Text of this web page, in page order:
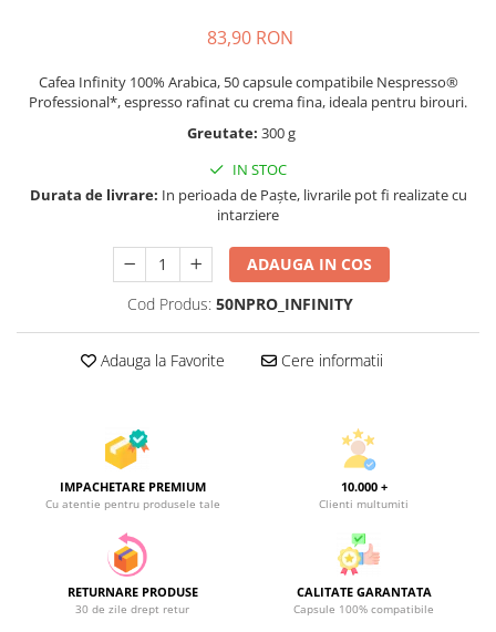
83,90 RON
Cafea Infinity 100% Arabica, 50 capsule compatibile Nespresso®
Professional*, espresso rafinat cu crema fina, ideala pentru birouri.
Greutate: 300 g
IN STOC
Durata de livrare: In perioada de Paște, livrarile pot fi realizate cu
intarziere
ADAUGA IN COS
Cod Produs: 50NPRO_INFINITY
Adauga la Favorite Cere informatii
IMPACHETARE PREMIUM
Cu atentie pentru produsele tale
10.000 +
Clienti multumiti
RETURNARE PRODUSE
30 de zile drept retur
CALITATE GARANTATA
Capsule 100% compatibile